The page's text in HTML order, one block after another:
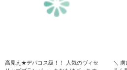
高見え★デパコス級！！ 人気のヴィセ
＼ 虜